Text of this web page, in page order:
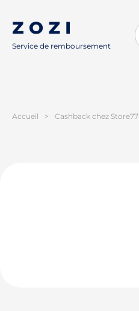
Service de remboursement
Accueil > Cashback chez Store77